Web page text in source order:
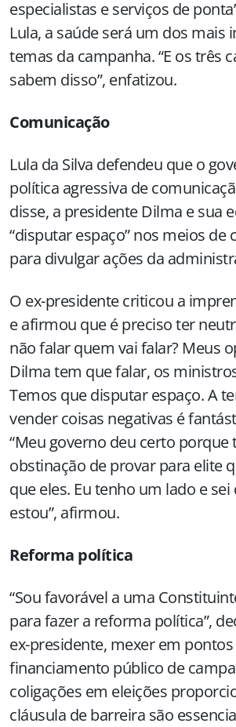
especialistas e serviços de
Lula, a saúde será um dos mais
temas da campanha. “E os três
sabem disso”, enfatizou.
Comunicação
Lula da Silva defendeu que o
política agressiva de
disse, a presidente Dilma e sua
“disputar espaço” nos meios de
para divulgar ações da
O ex-presidente criticou a
e afirmou que é preciso ter
não falar quem vai falar? Meus
Dilma tem que falar, os
Temos que disputar espaço. A
vender coisas negativas é
“Meu governo deu certo porque
obstinação de provar para elite
que eles. Eu tenho um lado e
estou”, afirmou.
Reforma política
“Sou favorável a uma
para fazer a reforma política”,
ex-presidente, mexer em
financiamento público de
coligações em eleições
cláusula de barreira são